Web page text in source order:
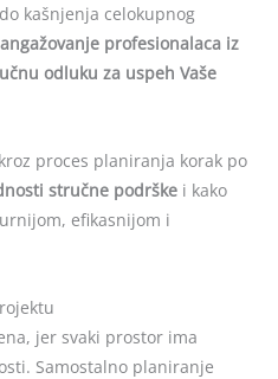
kašnjenja celokupnog
angažovanje profesionalaca iz
odluku za uspeh Vaše
proces planiranja korak po
stručne podrške i kako
efikasnijom i
jer svaki prostor ima
Samostalno planiranje